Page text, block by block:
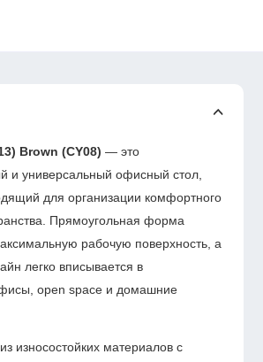
Brown (CY08) — это
и универсальный офисный стол,
для организации комфортного
Прямоугольная форма
рабочую поверхность, а
легко вписывается в
open space и домашние
износостойких материалов с